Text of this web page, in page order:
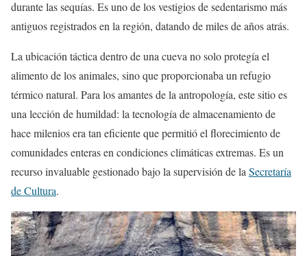
durante las sequías. Es uno de los vestigios de sedentarismo más
antiguos registrados en la región, datando de miles de años atrás.
La ubicación táctica dentro de una cueva no solo protegía el
alimento de los animales, sino que proporcionaba un refugio
térmico natural. Para los amantes de la antropología, este sitio es
una lección de humildad: la tecnología de almacenamiento de
hace milenios era tan eficiente que permitió el florecimiento de
comunidades enteras en condiciones climáticas extremas. Es un
recurso invaluable gestionado bajo la supervisión de laSecretaría
de Cultura.